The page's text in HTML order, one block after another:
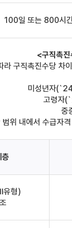
100일 또는 800시
<구직촉
구직촉진수당 차
미성년자
고령자
중
위 내에서 수급자
층
유형)